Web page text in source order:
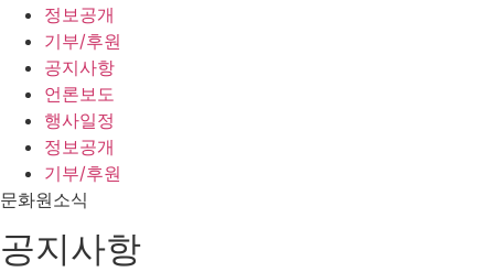
정보공개
기부/후원
공지사항
언론보도
행사일정
정보공개
기부/후원
문화원소식
공지사항